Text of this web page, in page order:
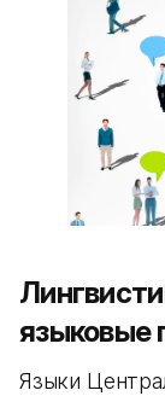
языковые
Языки